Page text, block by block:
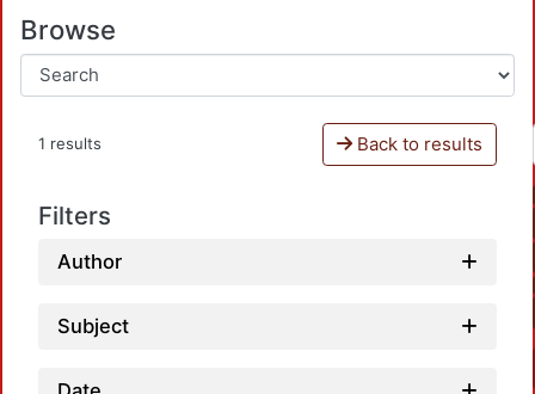
Browse
1 results Back to results
Filters
Author
Subject